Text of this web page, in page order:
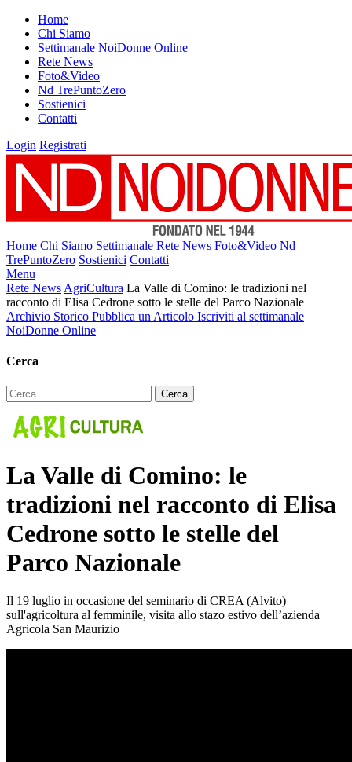
Home
Chi Siamo
Settimanale NoiDonne Online
Rete News
Foto&Video
Nd TrePuntoZero
Sostienici
Contatti
Login Registrati
Home Chi Siamo Settimanale Rete News Foto&Video Nd
TrePuntoZero Sostienici Contatti
Menu
Rete News AgriCultura La Valle di Comino: le tradizioni nel
racconto di Elisa Cedrone sotto le stelle del Parco Nazionale
Archivio Storico Pubblica un Articolo Iscriviti al settimanale
NoiDonne Online
Cerca
La Valle di Comino: le
tradizioni nel racconto di Elisa
Cedrone sotto le stelle del
Parco Nazionale
Il 19 luglio in occasione del seminario di CREA (Alvito)
sull'agricoltura al femminile, visita allo stazo estivo dell’azienda
Agricola San Maurizio